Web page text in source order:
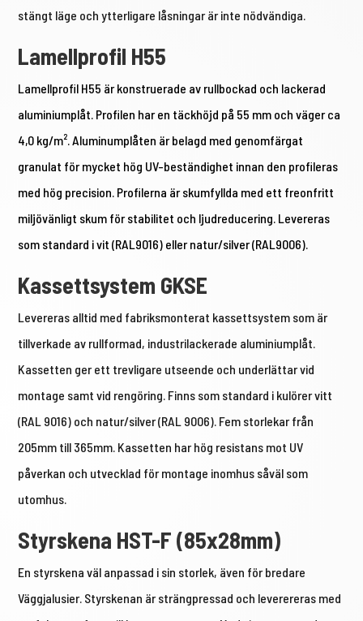
stängt läge och ytterligare låsningar är inte nödvändiga.
Lamellprofil H55
Lamellprofil H55 är konstruerade av rullbockad och lackerad
aluminiumplåt. Profilen har en täckhöjd på 55 mm och väger ca
4,0 kg/m². Aluminumplåten är belagd med genomfärgat
granulat för mycket hög UV-beständighet innan den profileras
med hög precision. Profilerna är skumfyllda med ett freonfritt
miljövänligt skum för stabilitet och ljudreducering. Levereras
som standard i vit (RAL9016) eller natur/silver (RAL9006).
Kassettsystem GKSE
Levereras alltid med fabriksmonterat kassettsystem som är
tillverkade av rullformad, industrilackerade aluminiumplåt.
Kassetten ger ett trevligare utseende och underlättar vid
montage samt vid rengöring. Finns som standard i kulörer vitt
(RAL 9016) och natur/silver (RAL 9006). Fem storlekar från
205mm till 365mm. Kassetten har hög resistans mot UV
påverkan och utvecklad för montage inomhus såväl som
utomhus.
Styrskena HST-F (85x28mm)
En styrskena väl anpassad i sin storlek, även för bredare
Väggjalusier. Styrskenan är strängpressad och leverereras med